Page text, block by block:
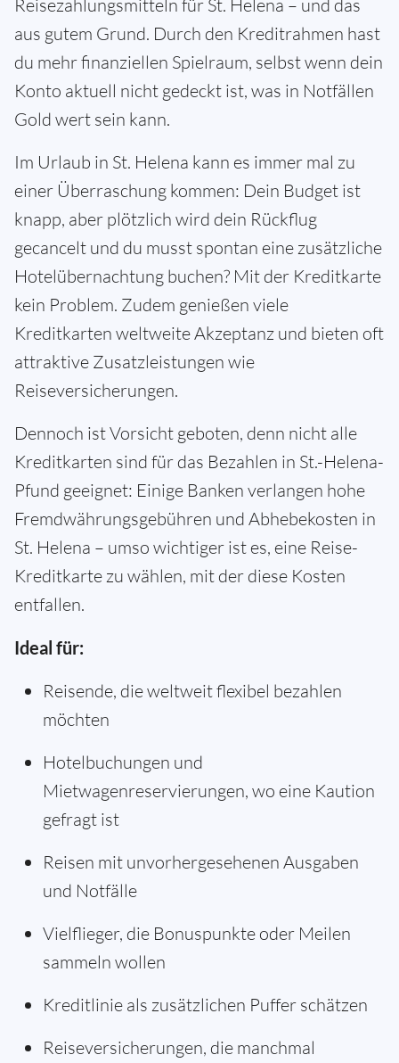
Reisezahlungsmitteln für St. Helena – und das
aus gutem Grund. Durch den Kreditrahmen hast
du mehr finanziellen Spielraum, selbst wenn dein
Konto aktuell nicht gedeckt ist, was in Notfällen
Gold wert sein kann.
Im Urlaub in St. Helena kann es immer mal zu
einer Überraschung kommen: Dein Budget ist
knapp, aber plötzlich wird dein Rückflug
gecancelt und du musst spontan eine zusätzliche
Hotelübernachtung buchen? Mit der Kreditkarte
kein Problem. Zudem genießen viele
Kreditkarten weltweite Akzeptanz und bieten oft
attraktive Zusatzleistungen wie
Reiseversicherungen.
Dennoch ist Vorsicht geboten, denn nicht alle
Kreditkarten sind für das Bezahlen in St.-Helena-
Pfund geeignet: Einige Banken verlangen hohe
Fremdwährungsgebühren und Abhebekosten in
St. Helena – umso wichtiger ist es, eine Reise-
Kreditkarte zu wählen, mit der diese Kosten
entfallen.
Ideal für:
Reisende, die weltweit flexibel bezahlen
möchten
Hotelbuchungen und
Mietwagenreservierungen, wo eine Kaution
gefragt ist
Reisen mit unvorhergesehenen Ausgaben
und Notfälle
Vielflieger, die Bonuspunkte oder Meilen
sammeln wollen
Kreditlinie als zusätzlichen Puffer schätzen
Reiseversicherungen, die manchmal